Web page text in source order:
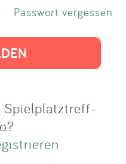
Passwort vergessen
Spielplatztreff-